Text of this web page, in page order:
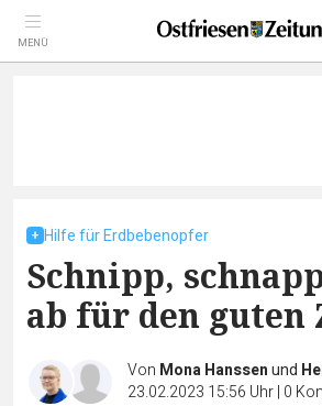
MENÜ
Hilfe für Erdbebenopfer
Schnipp,
ab für den guten
Von Mona Hanssenund
23.02.2023 15:56 Uhr| 0